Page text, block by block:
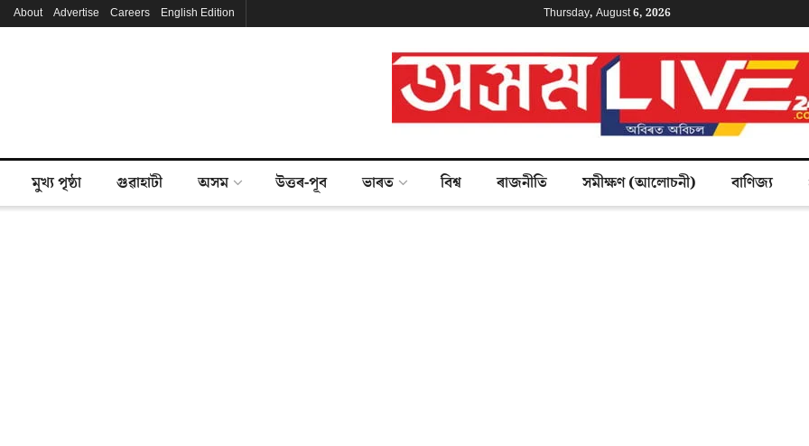
About Advertise Careers English Edition Thursday, August 6, 2026
মুখ্য পৃষ্ঠা গুৱাহাটী অসম উত্তৰ-পূব ভাৰত বিশ্ব ৰাজনীতি সমীক্ষণ (আলোচনী) বাণিজ্য